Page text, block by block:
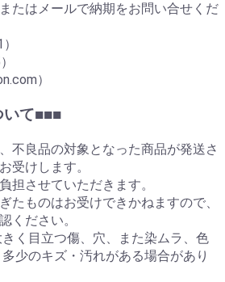
たはメールで納期をお問い合せくだ
）
いて■■■
不良品の対象となった商品が発送さ
受けします。
担させていただきます。
たものはお受けできかねますので、
ください。
く目立つ傷、穴、また染ムラ、色
少のキズ・汚れがある場合があり